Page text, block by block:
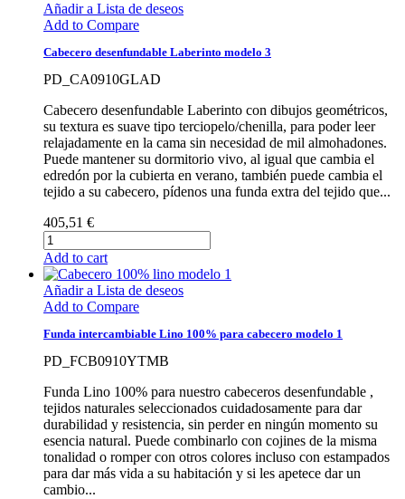
Añadir a Lista de deseos
Add to Compare
Cabecero desenfundable Laberinto modelo 3
PD_CA0910GLAD
Cabecero desenfundable Laberinto con dibujos geométricos,
su textura es suave tipo terciopelo/chenilla, para poder leer
relajadamente en la cama sin necesidad de mil almohadones.
Puede mantener su dormitorio vivo, al igual que cambia el
edredón por la cubierta en verano, también puede cambia el
tejido a su cabecero, pídenos una funda extra del tejido que...
405,51 €
Add to cart
Añadir a Lista de deseos
Add to Compare
Funda intercambiable Lino 100% para cabecero modelo 1
PD_FCB0910YTMB
Funda Lino 100% para nuestro cabeceros desenfundable ,
tejidos naturales seleccionados cuidadosamente para dar
durabilidad y resistencia, sin perder en ningún momento su
esencia natural. Puede combinarlo con cojines de la misma
tonalidad o romper con otros colores incluso con estampados
para dar más vida a su habitación y si les apetece dar un
cambio...